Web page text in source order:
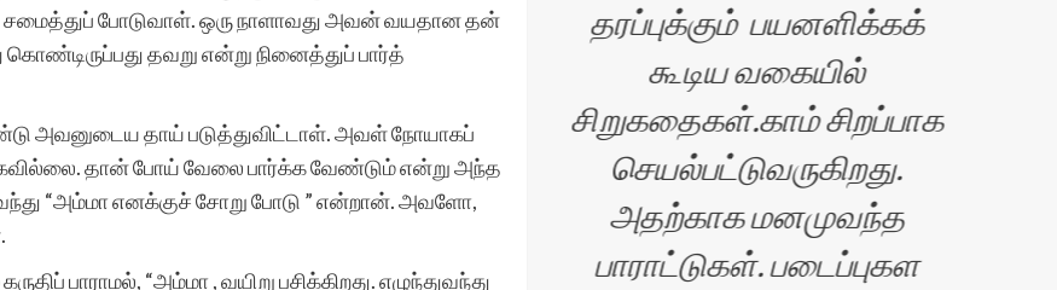
சமைத்துப் போடுவாள். ஒரு நாளாவது அவன் வயதான தன்
தவறு என்று நினைத்துப் பார்த்
அவனுடைய தாய் படுத்துவிட்டாள். அவள் நோயாகப்
தான் போய் வேலை பார்க்க வேண்டும் என்று அந்த
“அம்மா எனக்குச் சோறு போடு ” என்றான். அவளோ,
பாராமல், “அம்மா , வயிறு பசிக்கிறது. எழுந்துவந்து
ஆதரவிற்கும்,
இணையதளத்தில் எனது
எழுத்துக்களை இடம் பெற
செய்ததற்கும் ஈடில்லா
மகிழ்ச்சியை
தெரிவித்துக்கொள்கிறேன்.
தரப்புக்கும் பயனளிக்கக்
கூடிய வகையில்
சிறுகதைகள்.காம் சிறப்பாக
செயல்பட்டுவருகிறது.
அதற்காக மனமுவந்த
பாராட்டுகள். படைப்புகள